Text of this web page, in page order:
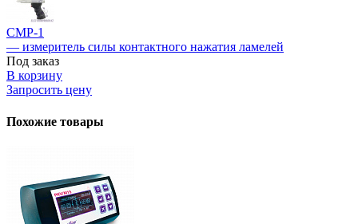
СМР-1
— измеритель силы контактного нажатия ламелей
Под заказ
В корзину
Запросить цену
Похожие товары